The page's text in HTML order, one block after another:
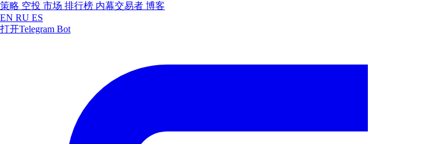
策略 空投 市场 排行榜 内幕交易者 博客
EN RU ES
打开Telegram Bot